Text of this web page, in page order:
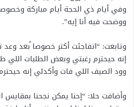
وفي أيام ذي الحجة أيام مباركة
ووضحت فيه أنا إيه”.
وتابعت: “اتفاجئت أكتر خصوصا ًبعد وعد
إنه حيحترم رغبتي وبعض الطلبات اللي
وود الصيف اللي فات وأكدلي إنه
وأضافت حلا: “إحنا يمكن نجحنا